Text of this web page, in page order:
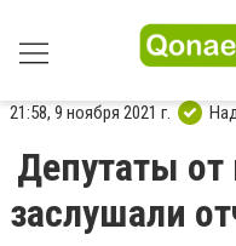
21:58, 9 ноября 2021 г.
Депутаты от
заслушали